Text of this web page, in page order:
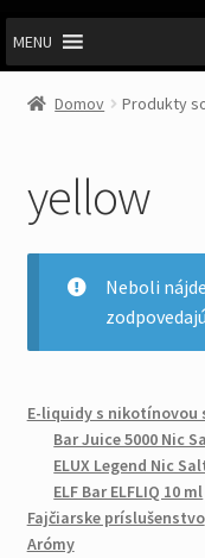
MENU
Domov Produkty
yellow
Neboli
E-liquidy s nikotínovou
Bar Juice 5000 Nic
ELUX Legend Nic
ELF Bar ELFLIQ 10 ml
Fajčiarske príslušenstvo
Arómy